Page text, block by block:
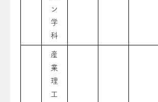
ン
学
科
産
業
理
工